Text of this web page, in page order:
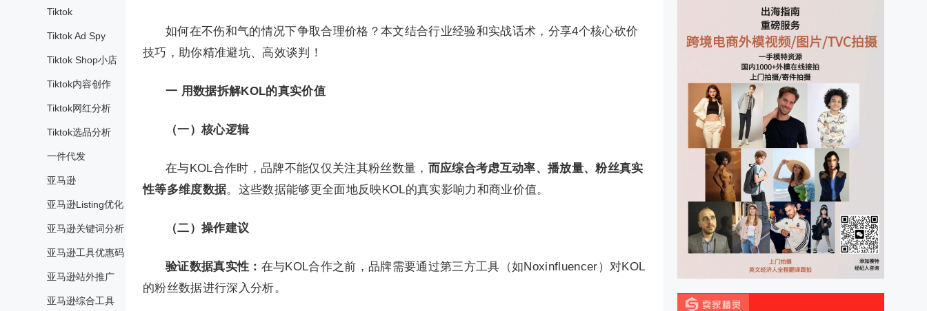
Tiktok
Tiktok Ad Spy
Tiktok Shop小店
Tiktok内容创作
Tiktok网红分析
Tiktok选品分析
一件代发
亚马逊
亚马逊Listing优化
亚马逊关键词分析
亚马逊工具优惠码
亚马逊站外推广
亚马逊综合工具
如何在不伤和气的情况下争取合理价格？本文结合行业经验和实战话术，分享4个核心砍价
技巧，助你精准避坑、高效谈判！
一 用数据拆解KOL的真实价值
（一）核心逻辑
在与KOL合作时，品牌不能仅仅关注其粉丝数量， 而应综合考虑互动率、播放量、粉丝真实
性等多维度数据。这些数据能够更全面地反映KOL的真实影响力和商业价值。
（二）操作建议
验证数据真实性： 在与KOL合作之前，品牌需要通过第三方工具（如Noxinfluencer）对KOL
的粉丝数据进行深入分析。